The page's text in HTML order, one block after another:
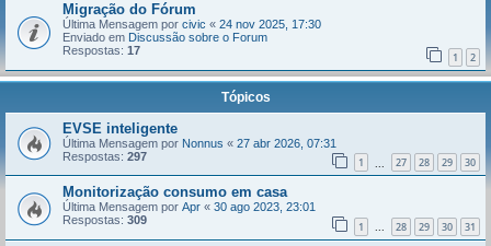
Migração do Fórum
Última Mensagem por civic « 24 nov 2025, 17:30
Enviado em Discussão sobre o Forum
Respostas: 17 1 2
Tópicos
EVSE inteligente
Última Mensagem por Nonnus « 27 abr 2026, 07:31
Respostas: 297 1 27 28 29 30
Monitorização consumo em casa
Última Mensagem por Apr « 30 ago 2023, 23:01
Respostas: 309 1 ... 28 29 30 31